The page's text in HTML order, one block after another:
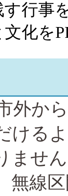
行事
化を
外か
ける
ませ
無線